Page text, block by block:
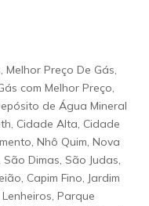
Melhor Preço De Gás,
com Melhor Preço,
de Água Mineral
Cidade Alta, Cidade
Nhô Quim, Nova
Dimas, São Judas,
Capim Fino, Jardim
Parque